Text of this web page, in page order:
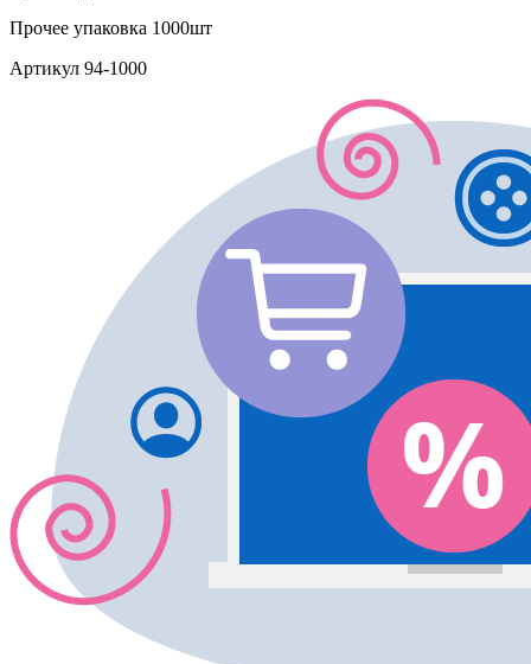
Прочее упаковка 1000шт
Артикул 94-1000